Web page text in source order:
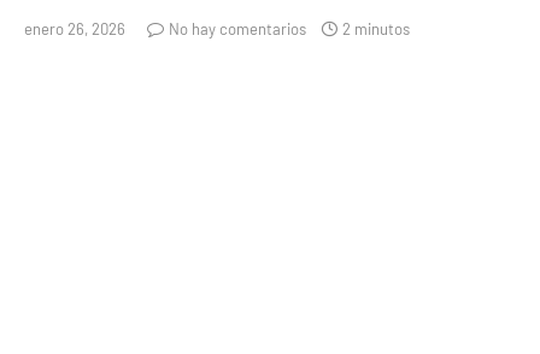
enero 26, 2026 No hay comentarios 2 minutos